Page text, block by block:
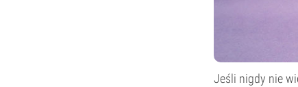
Jeśli nigdy nie